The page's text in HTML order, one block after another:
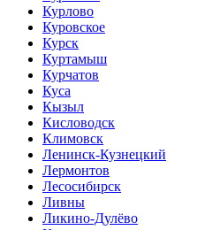
Курлово
Куровское
Курск
Куртамыш
Курчатов
Куса
Кызыл
Кисловодск
Климовск
Ленинск-Кузнецкий
Лермонтов
Лесосибирск
Ливны
Ликино-Дулёво